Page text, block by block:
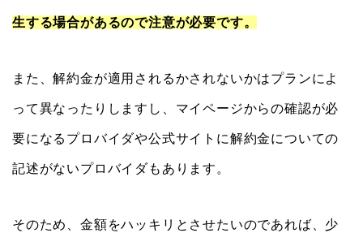
生する場合があるので注意が必要です。
また、解約金が適用されるかされないかはプランによ
って異なったりしますし、マイページからの確認が必
要になるプロバイダや公式サイトに解約金についての
記述がないプロバイダもあります。
そのため、金額をハッキリとさせたいのであれば、少